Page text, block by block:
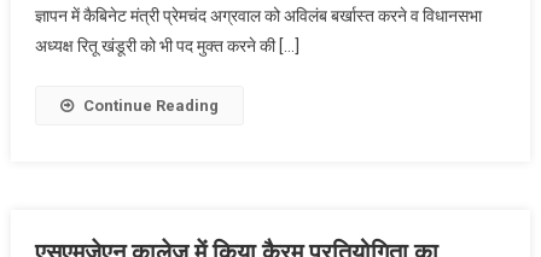
ज्ञापन में कैबिनेट मंत्री प्रेमचंद अग्रवाल को अविलंब बर्खास्त करने व विधानसभा
अध्यक्ष रितू खंडूरी को भी पद मुक्त करने की […]
Continue Reading